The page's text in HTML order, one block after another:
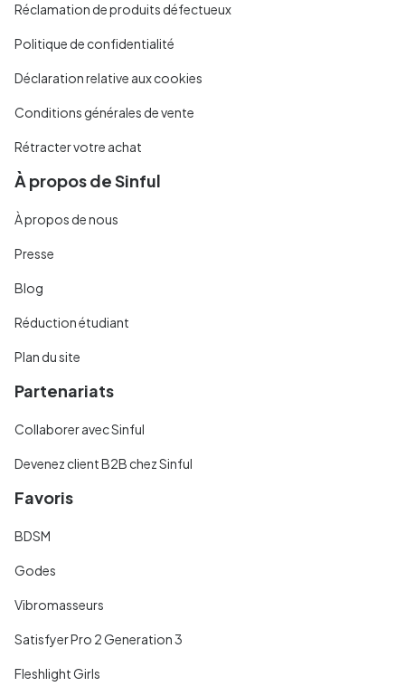
Réclamation de produits défectueux
Politique de confidentialité
Déclaration relative aux cookies
Conditions générales de vente
Rétracter votre achat
À propos de Sinful
À propos de nous
Presse
Blog
Réduction étudiant
Plan du site
Partenariats
Collaborer avec Sinful
Devenez client B2B chez Sinful
Favoris
BDSM
Godes
Vibromasseurs
Satisfyer Pro 2 Generation 3
Fleshlight Girls